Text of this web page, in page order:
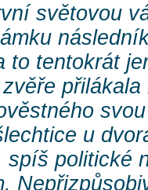
světovou
to tentokrát
přilákala
u
spíš politické